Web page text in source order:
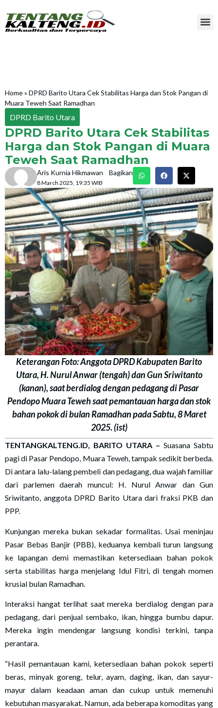
Home» DPRD Barito Utara Cek Stabilitas Harga dan Stok Pangan di
Muara Teweh Saat Ramadhan
DPRD Barito Utara
DPRD Barito Utara Cek Stabilitas
Harga dan Stok Pangan di Muara
Teweh Saat Ramadhan
Aris Kurnia Hikmawan
8 March 2025, 19:35 WIB
Bagikan
Keterangan Foto: Anggota DPRD Kabupaten Barito
Utara, H. Nurul Anwar (tengah) dan Gun Sriwitanto
(kanan), saat berdialog dengan pedagang di Pasar
Pendopo Muara Teweh saat pemantauan harga dan stok
bahan pokok di bulan Ramadhan pada Sabtu, 8 Maret
2025. (ist)
TENTANGKALTENG.ID, BARITO UTARA – Suasana Sabtu
pagi di Pasar Pendopo, Muara Teweh, tampak sedikit berbeda.
Di antara lalu-lalang pembeli dan pedagang, dua wajah familiar
dari parlemen daerah muncul: H. Nurul Anwar dan Gun
Sriwitanto, anggota DPRD Barito Utara dari fraksi PKB dan
PPP.
Kunjungan mereka bukan sekadar formalitas. Usai meninjau
Pasar Bebas Banjir (PBB), keduanya kembali turun langsung
ke lapangan demi memastikan ketersediaan bahan pokok
serta stabilitas harga menjelang Idul Fitri, di tengah momen
krusial bulan Ramadhan.
Interaksi hangat terlihat saat mereka berdialog dengan para
pedagang, dari penjual sembako, ikan, hingga bumbu dapur.
Mereka ingin mendengar langsung kondisi terkini, tanpa
perantara.
“Hasil pemantauan kami, ketersediaan bahan pokok seperti
beras, minyak goreng, telur, ayam, daging, ikan, dan sayur-
mayur dalam keadaan aman dan cukup untuk memenuhi
kebutuhan masyarakat. Namun, ada beberapa komoditas yang